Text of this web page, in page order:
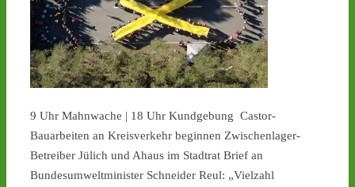
9 Uhr Mahnwache | 18 Uhr Kundgebung Castor-
Bauarbeiten an Kreisverkehr beginnen Zwischenlager-
Betreiber Jülich und Ahaus im Stadtrat Brief an
Bundesumweltminister Schneider Reul: „Vielzahl